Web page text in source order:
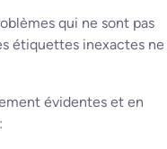
qui ne sont pas
étiquettes inexactes ne
évidentes et en